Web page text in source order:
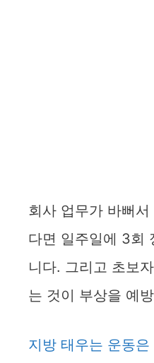
회사 업무가 바뻐
다면 일주일에 3회
니다. 그리고 초보
는 것이 부상을 예
지방 태우는 운동